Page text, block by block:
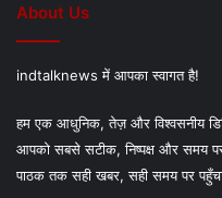
About Us
indtalknews में आपका स्वागत है!
हम एक आधुनिक, तेज़ और विश्वसनीय
आपको सबसे सटीक, निष्पक्ष और समय
पाठक तक सही खबर, सही समय पर